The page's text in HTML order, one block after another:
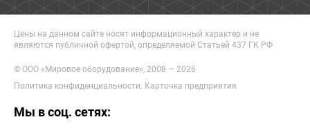
Цены на данном сайте носят информационный характер и не
являются публичной офертой, определяемой Статьей 437 ГК РФ
© ООО «Мировое оборудование», 2008 — 2026
Политика конфиденциальности Карточка предприятия
Мы в соц. сетях: